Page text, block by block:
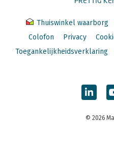
Thuiswinkel waarborg
Colofon
Privacy
Toegankelijkheidsverklaring
© 2026